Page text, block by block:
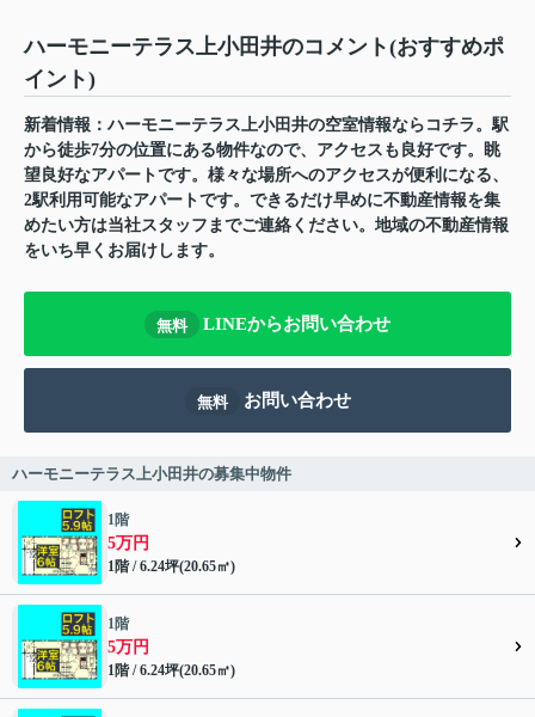
ハーモニーテラス上小田井のコメント(おすすめポ
イント)
新着情報：ハーモニーテラス上小田井の空室情報ならコチラ。駅
から徒歩7分の位置にある物件なので、アクセスも良好です。眺
望良好なアパートです。様々な場所へのアクセスが便利になる、
2駅利用可能なアパートです。できるだけ早めに不動産情報を集
めたい方は当社スタッフまでご連絡ください。地域の不動産情報
をいち早くお届けします。
無料 LINEからお問い合わせ
無料 お問い合わせ
ハーモニーテラス上小田井の募集中物件
1階
5万円
1階 / 6.24坪(20.65㎡)
1階
5万円
1階 / 6.24坪(20.65㎡)